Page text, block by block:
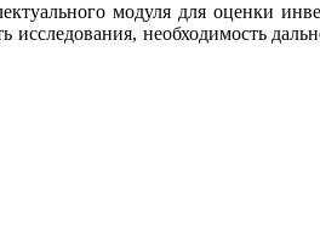
модуля для оценки
исследования, необходимость